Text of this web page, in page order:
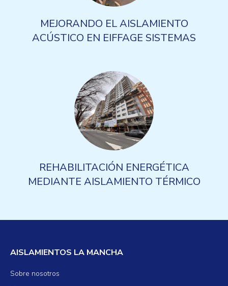
MEJORANDO EL AISLAMIENTO
ACÚSTICO EN EIFFAGE SISTEMAS
REHABILITACIÓN ENERGÉTICA
MEDIANTE AISLAMIENTO TÉRMICO
AISLAMIENTOS LA MANCHA
Sobre nosotros